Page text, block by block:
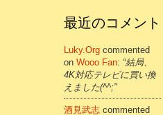
最近のコメント
Luky.org commented
on Wooo Fan: “結局、
4K対応テレビに買い換
えました(^^;”
酒見武志 commented